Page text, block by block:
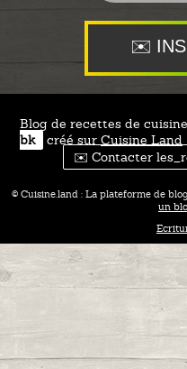
Blog de recettes de
bk
créé sur Cuisine Land
✉️ Contacter
© Cuisine.land : La plateforme de
un